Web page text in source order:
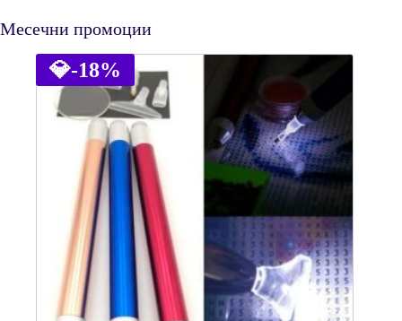
Месечни промоции
💎-18%